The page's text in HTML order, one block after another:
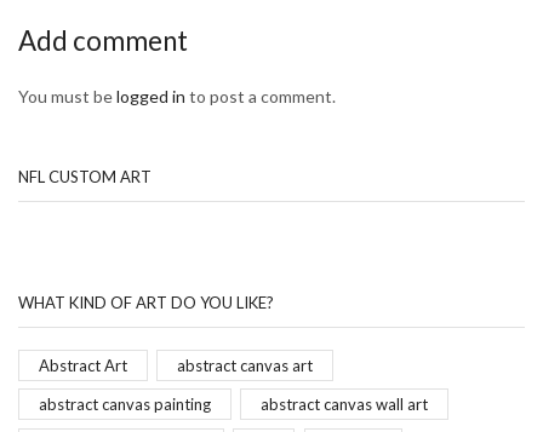
Add comment
You must belogged in to post a comment.
NFL CUSTOM ART
WHAT KIND OF ART DO YOU LIKE?
Abstract Art abstract canvas art
abstract canvas painting abstract canvas wall art